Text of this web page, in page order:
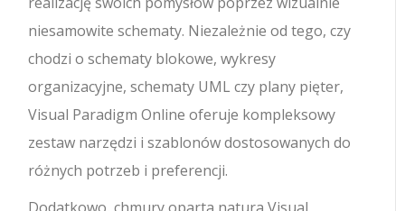
niesamowite schematy. Niezależnie od tego, czy
chodzi o schematy blokowe, wykresy
organizacyjne, schematy UML czy plany pięter,
Visual Paradigm Online oferuje kompleksowy
zestaw narzędzi i szablonów dostosowanych do
różnych potrzeb i preferencji.